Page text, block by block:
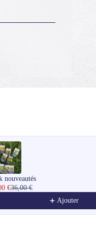
recommendations, or
nouveautés
€36,00 €
Ajouter